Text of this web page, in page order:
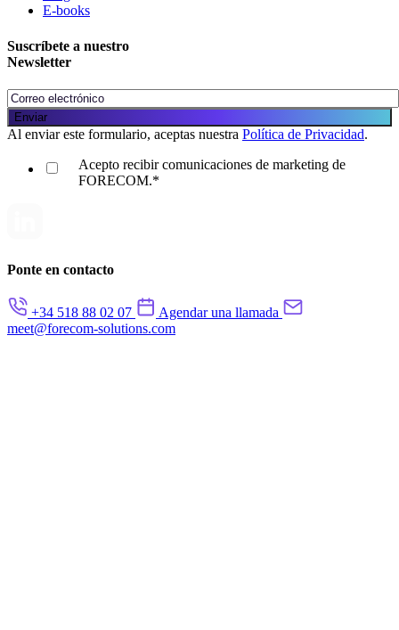
E-books
Suscríbete a nuestro
Newsletter
Al enviar este formulario, aceptas nuestra Política de Privacidad.
Acepto recibir comunicaciones de marketing de
FORECOM.*
Ponte en contacto
+34 518 88 02 07
Agendar una llamada
meet@forecom-solutions.com